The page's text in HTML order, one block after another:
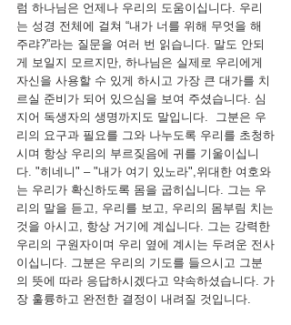
럼 하나님은 언제나 우리의 도움이십니다. 우리
는 성경 전체에 걸쳐 “내가 너를 위해 무엇을 해
주랴?”라는 질문을 여러 번 읽습니다. 말도 안되
게 보일지 모르지만, 하나님은 실제로 우리에게
자신을 사용할 수 있게 하시고 가장 큰 대가를 치
르실 준비가 되어 있으심을 보여 주셨습니다. 심
지어 독생자의 생명까지도 말입니다.  그분은 우
리의 요구과 필요를 그와 나누도록 우리를 초청하
시며 항상 우리의 부르짖음에 귀를 기울이십니
다. "히네니" – "내가 여기 있노라",위대한 여호와
는 우리가 확신하도록 몸을 굽히십니다. 그는 우
리의 말을 듣고, 우리를 보고, 우리의 몸부림 치는
것을 아시고, 항상 거기에 계십니다. 그는 강력한
우리의 구원자이며 우리 옆에 계시는 두려운 전사
이십니다. 그분은 우리의 기도를 들으시고 그분
의 뜻에 따라 응답하시겠다고 약속하셨습니다. 가
장 훌륭하고 완전한 결정이 내려질 것입니다.